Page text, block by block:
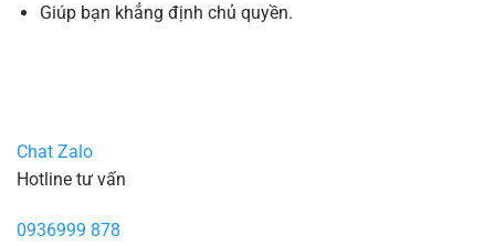
Giúp bạn khẳng định chủ quyền.
Chat Zalo
Hotline tư vấn
0936999 878